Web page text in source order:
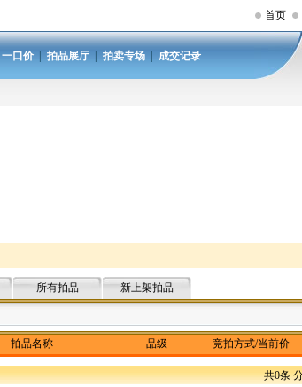
首页
一口价 拍品展厅 拍卖专场 成交记录
所有拍品 新上架拍品
拍品名称 品级 竞拍方式/当前价
共0条